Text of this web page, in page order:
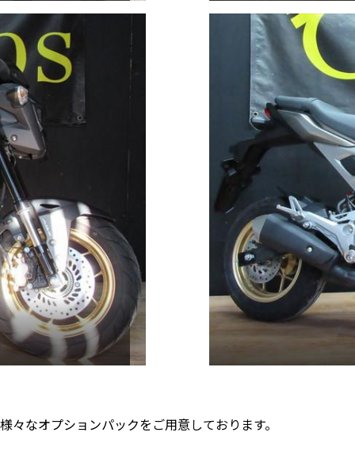
なオプションパックをご用意しております。